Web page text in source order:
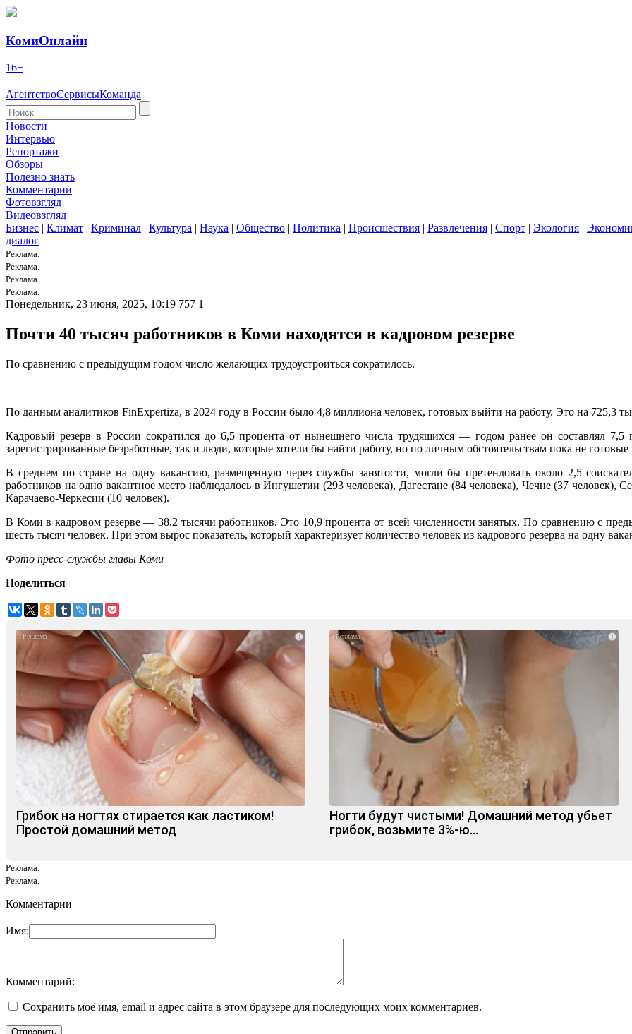
КомиОнлайн
16+
АгентствоСервисыКоманда
Новости
Интервью
Репортажи
Обзоры
Полезно знать
Комментарии
Фотовзгляд
Видеовзгляд
Бизнес | Климат | Криминал | Культура | Наука | Общество | Политика | Происшествия | Развлечения | Спорт | Экология |
диалог
Реклама.
Реклама.
Реклама.
Реклама.
Понедельник, 23 июня, 2025, 10:19 757 1
Почти 40 тысяч работников в Коми находятся в кадровом резерве
По сравнению с предыдущим годом число желающих трудоустроиться сократилось.
По данным аналитиков FinExpertiza, в 2024 году в России было 4,8 миллиона человек, готовых выйти на работу. Это на 725,3
Кадровый резерв в России сократился до 6,5 процента от нынешнего числа трудящихся — годом ранее он составлял 7,5
зарегистрированные безработные, так и люди, которые хотели бы найти работу, но по личным обстоятельствам пока не
В среднем по стране на одну вакансию, размещенную через службы занятости, могли бы претендовать около 2,5
работников на одно вакантное место наблюдалось в Ингушетии (293 человека), Дагестане (84 человека), Чечне (37 человек),
Карачаево-Черкесии (10 человек).
В Коми в кадровом резерве — 38,2 тысячи работников. Это 10,9 процента от всей численности занятых. По сравнению с
шесть тысяч человек. При этом вырос показатель, который характеризует количество человек из кадрового резерва на одну
Фото пресс-службы главы Коми
Поделиться
i
Грибок на ногтях стирается как ластиком!
Простой домашний метод
i
Ногти будут чистыми! Домашний метод убьет
грибок, возьмите 3%-ю…
Реклама.
Реклама.
Комментарии
Имя:
Комментарий:
Сохранить моё имя, email и адрес сайта в этом браузере для последующих моих комментариев.